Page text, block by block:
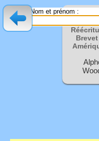
Nom et prénom :